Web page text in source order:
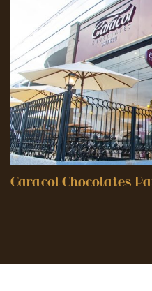
Caracol Chocolates